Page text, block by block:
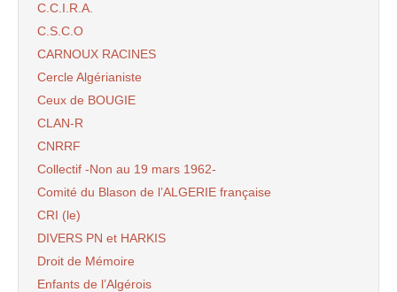
C.C.I.R.A.
C.S.C.O
CARNOUX RACINES
Cercle Algérianiste
Ceux de BOUGIE
CLAN-R
CNRRF
Collectif -Non au 19 mars 1962-
Comité du Blason de l’ALGERIE française
CRI (le)
DIVERS PN et HARKIS
Droit de Mémoire
Enfants de l’Algérois